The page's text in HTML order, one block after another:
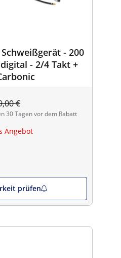
- 200
- 2/4 Takt +
€
30 Tagen vor dem Rabatt
Angebot
prüfen